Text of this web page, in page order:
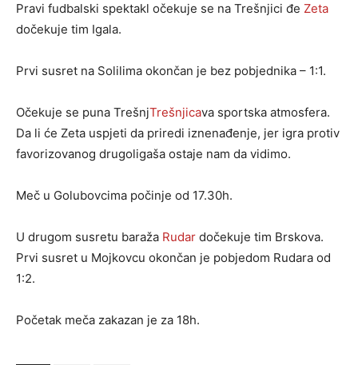
Pravi fudbalski spektakl očekuje se na Trešnjici đe Zeta
dočekuje tim Igala.
Prvi susret na Solilima okončan je bez pobjednika – 1:1.
Očekuje se puna TrešnjTrešnjicava sportska atmosfera.
Da li će Zeta uspjeti da priredi iznenađenje, jer igra protiv
favorizovanog drugoligaša ostaje nam da vidimo.
Meč u Golubovcima počinje od 17.30h.
U drugom susretu baraža Rudar dočekuje tim Brskova.
Prvi susret u Mojkovcu okončan je pobjedom Rudara od
1:2.
Početak meča zakazan je za 18h.